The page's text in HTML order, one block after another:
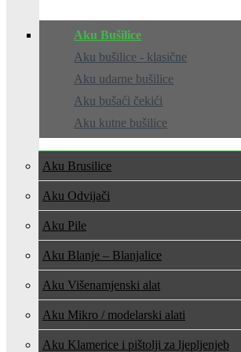
Aku Bušilice
Aku bušilice - klasične
Aku udarne bušilice
Aku bušaći čekići
Aku kutne bušilice
Aku Brusilice
Aku Odvijači
Aku Pile
Aku Blanje – Blanjalice
Aku Višenamjenski alat
Aku Mikro / modelarski alati
Aku Klamerice i pištolji za ljepljenje